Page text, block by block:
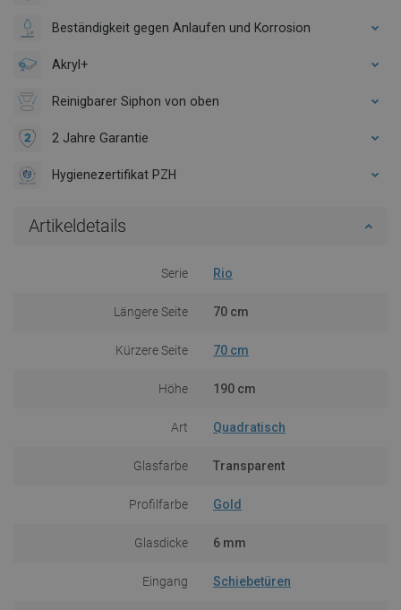
Beständigkeit gegen Anlaufen und Korrosion
Akryl+
Reinigbarer Siphon von oben
2 Jahre Garantie
Hygienezertifikat PZH
Artikeldetails
Serie Rio
Längere Seite 70 cm
Kürzere Seite 70 cm
Höhe 190 cm
Art Quadratisch
Glasfarbe Transparent
Profilfarbe Gold
Glasdicke 6 mm
Eingang Schiebetüren